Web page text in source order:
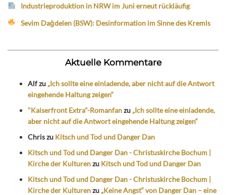
Industrieproduktion in NRW im Juni erneut rückläufig
Sevim Dağdelen (BSW): Desinformation im Sinne des Kremls
Aktuelle Kommentare
Alfzu „Ich sollte eine einladende, aber nicht auf die Antwort
eingehende Haltung zeigen“
"Kaiserfront Extra"-Romanfanzu „Ich sollte eine einladende,
aber nicht auf die Antwort eingehende Haltung zeigen“
Chriszu Kitsch und Tod und Danger Dan
Kitsch und Tod und Danger Dan - Christuskirche Bochum |
Kirche der Kulturenzu Kitsch und Tod und Danger Dan
Kitsch und Tod und Danger Dan - Christuskirche Bochum |
Kirche der Kulturenzu „Keine Angst“ von Danger Dan – eine